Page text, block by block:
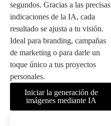
segundos. Gracias a las precisas
indicaciones de la IA, cada
resultado se ajusta a tu visión.
Ideal para branding, campañas
de marketing o para darle un
toque único a tus proyectos
personales.
Iniciar la generación de
imágenes mediante IA